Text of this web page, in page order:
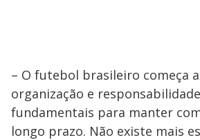
– O futebol brasileiro começa
organização e
fundamentais para manter
longo prazo. Não existe mais